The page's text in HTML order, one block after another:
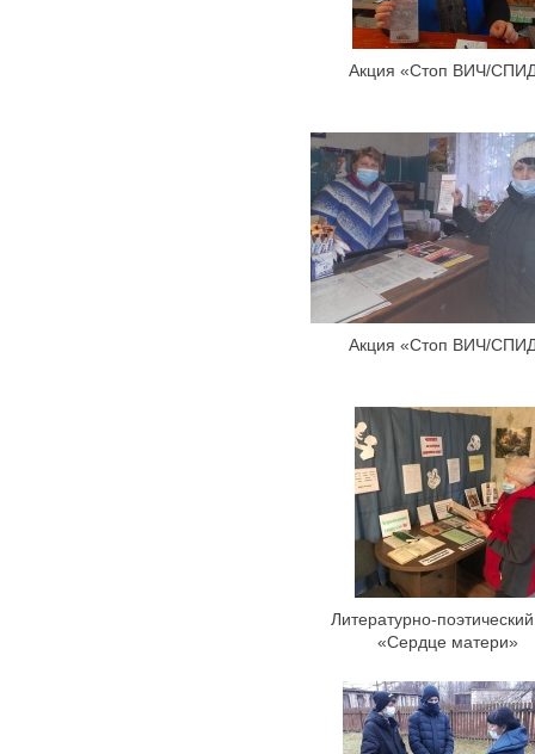
Акция «Стоп ВИЧ/
Акция «Стоп ВИЧ/
Литературно-
«Сердце матери»